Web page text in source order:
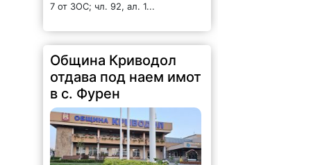
7 от ЗОС; чл. 92, ал. 1...
Община Криводол
отдава под наем имот
в с. Фурен